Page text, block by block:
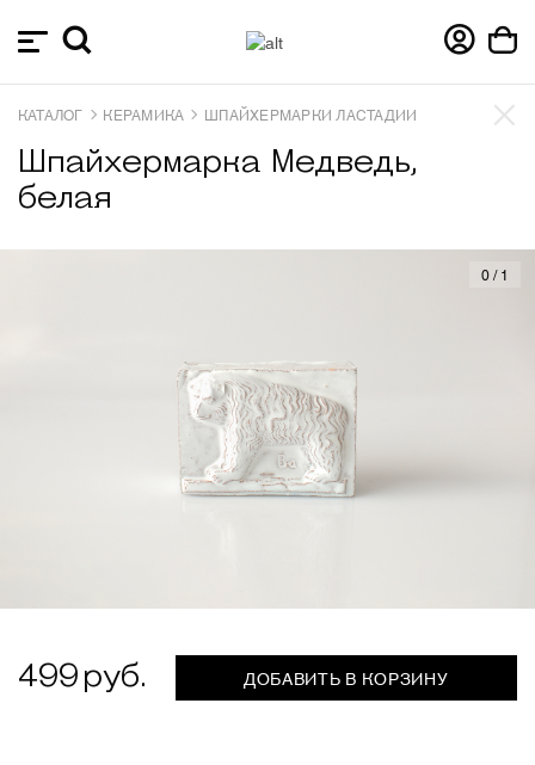
КАТАЛОГ КЕРАМИКА ШПАЙХЕРМАРКИ ЛАСТАДИИ
Шпайхермарка Медведь,
белая
0/ 1
499 ДОБАВИТЬ В КОРЗИНУ